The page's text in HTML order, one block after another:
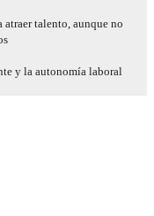
talento, aunque no
y la autonomía laboral